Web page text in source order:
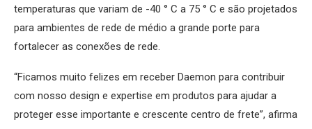
temperaturas que variam de -40 ° C a 75 ° C e são projetados
para ambientes de rede de médio a grande porte para
fortalecer as conexões de rede.
“Ficamos muito felizes em receber Daemon para contribuir
com nosso design e expertise em produtos para ajudar a
proteger esse importante e crescente centro de frete”, afirma